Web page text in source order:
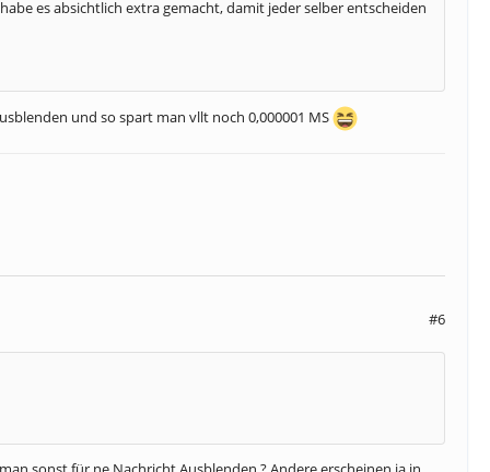
es absichtlich extra gemacht, damit jeder selber entscheiden
und so spart man vllt noch 0,000001 MS
#6